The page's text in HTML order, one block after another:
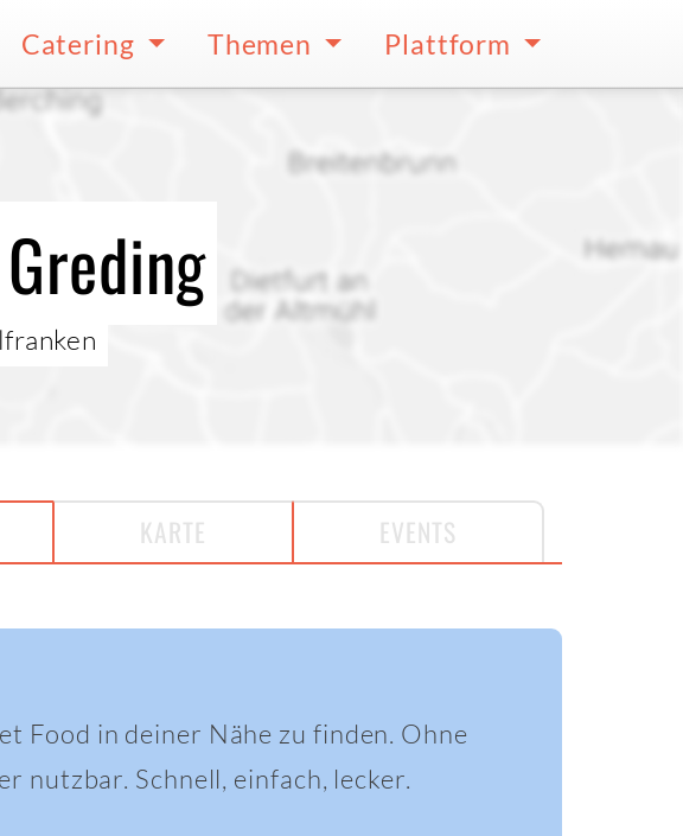
Catering Themen Plattform
KARTE EVENTS
Food in deiner Nähe zu finden. Ohne
nutzbar. Schnell, einfach, lecker.